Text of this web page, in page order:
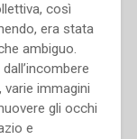
così
era stata
ambiguo.
immagini
gli occhi
e